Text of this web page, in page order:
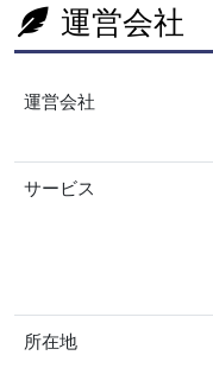
運営会社
運営会社
サービス
所在地